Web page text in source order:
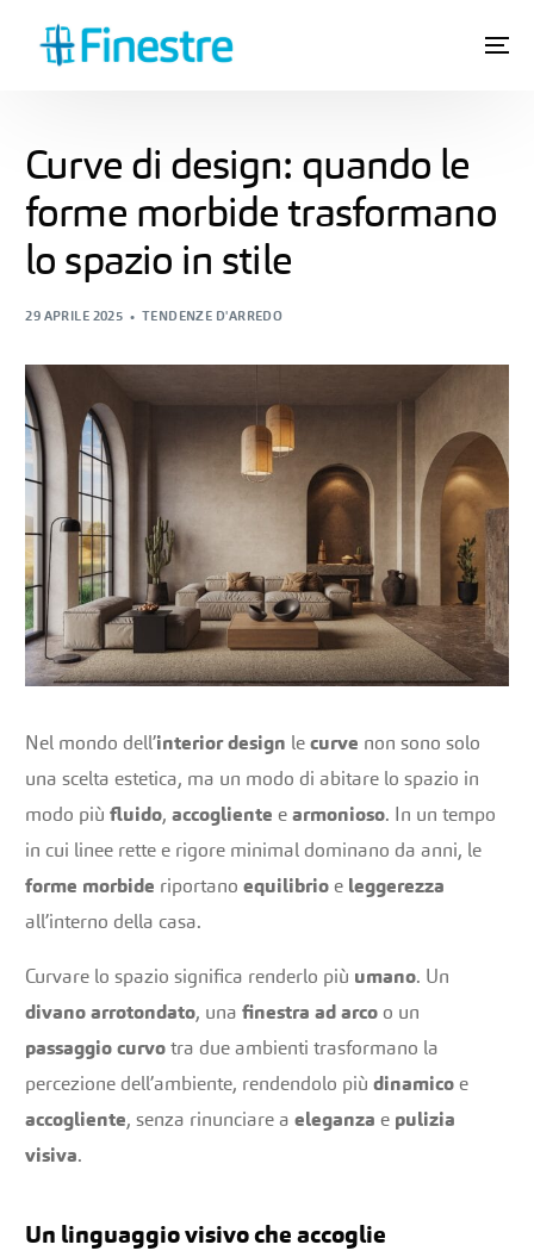
Curve di design: quando le
forme morbide trasformano
lo spazio in stile
29 APRILE 2025 TENDENZE D'ARREDO
Nel mondo dell’interior design lecurve non sono solo
una scelta estetica, ma un modo di abitare lo spazio in
modo piùfluido,accogliente earmonioso. In un tempo
in cui linee rette e rigore minimal dominano da anni, le
forme morbide riportanoequilibrio e leggerezza
all’interno della casa.
Curvare lo spazio significa renderlo più umano. Un
divano arrotondato, unafinestra ad arco o un
passaggio curvo tra due ambienti trasformano la
percezione dell’ambiente, rendendolo piùdinamico e
accogliente, senza rinunciare aeleganza e pulizia
visiva.
Un linguaggio visivo che accoglie